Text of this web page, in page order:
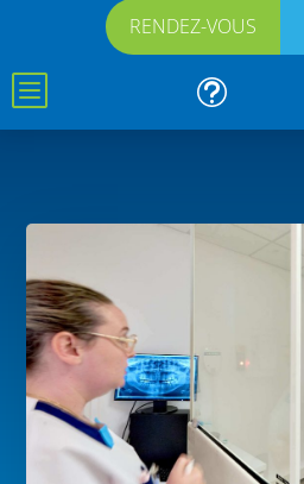
RENDEZ-VOUS
b t